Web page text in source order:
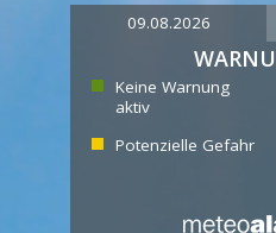
09.08.2026
Keine Warnung
aktiv
Potenzielle Gefahr